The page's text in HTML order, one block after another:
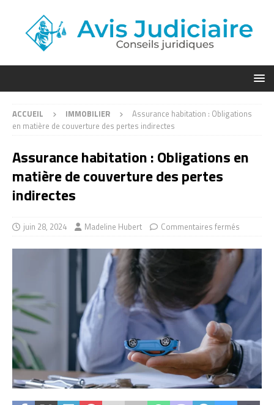
ACCUEIL IMMOBILIER
Assurance habitation : Obligations
en matière de couverture des pertes indirectes
Assurance habitation : Obligations en
matière de couverture des pertes
indirectes
juin 28, 2024 Madeline Hubert Commentaires fermés